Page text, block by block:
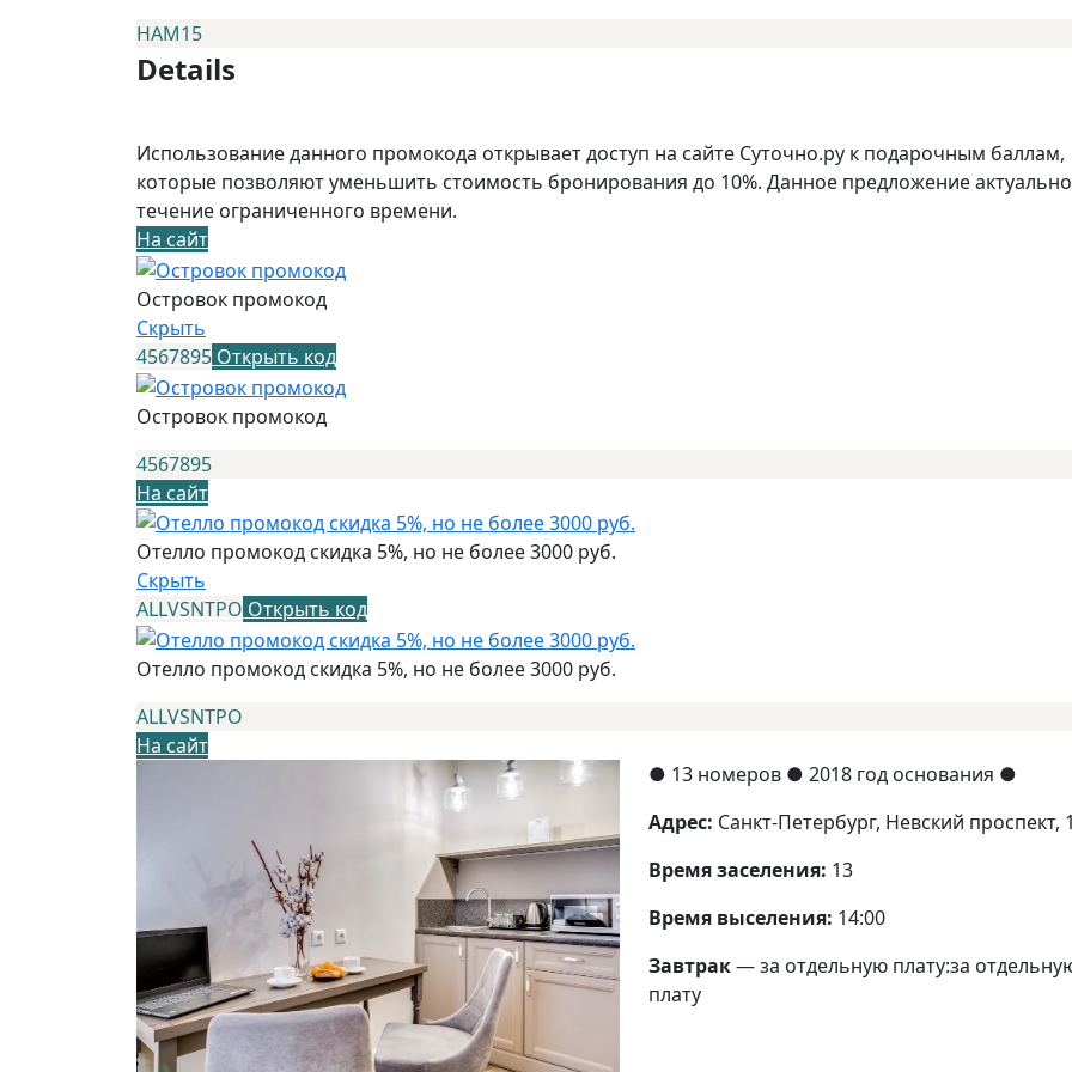
НАМ15
Details
Использование данного промокода открывает доступ на сайте Суточно.ру к подарочным баллам,
которые позволяют уменьшить стоимость бронирования до 10%. Данное предложение
течение ограниченного времени.
На сайт
Островок промокод
Скрыть
4567895 Открыть код
Островок промокод
4567895
На сайт
Отелло промокод скидка 5%, но не более 3000 руб.
Скрыть
ALLVSNTPO Открыть код
Отелло промокод скидка 5%, но не более 3000 руб.
ALLVSNTPO
На сайт
● 13 номеров ● 2018 год основания ●
Адрес: Санкт-Петербург, Невский проспект,
Время заселения: 13
Время выселения: 14:00
Завтрак— за отдельную плату:за
плату